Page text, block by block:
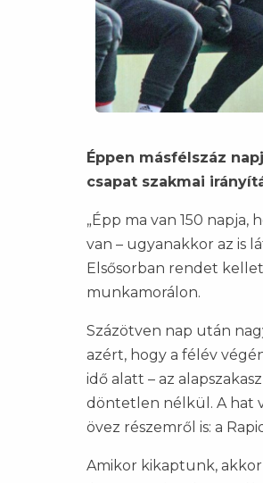
Éppen másfélszáz
csapat szakmai
„Épp ma van 150
van – ugyanakkor az is
Elsősorban rendet
munkamorálon.
Százötven nap után
azért, hogy a félév
idő alatt – az
döntetlen nélkül. A hat
övez részemről is: a
Amikor kikaptunk,